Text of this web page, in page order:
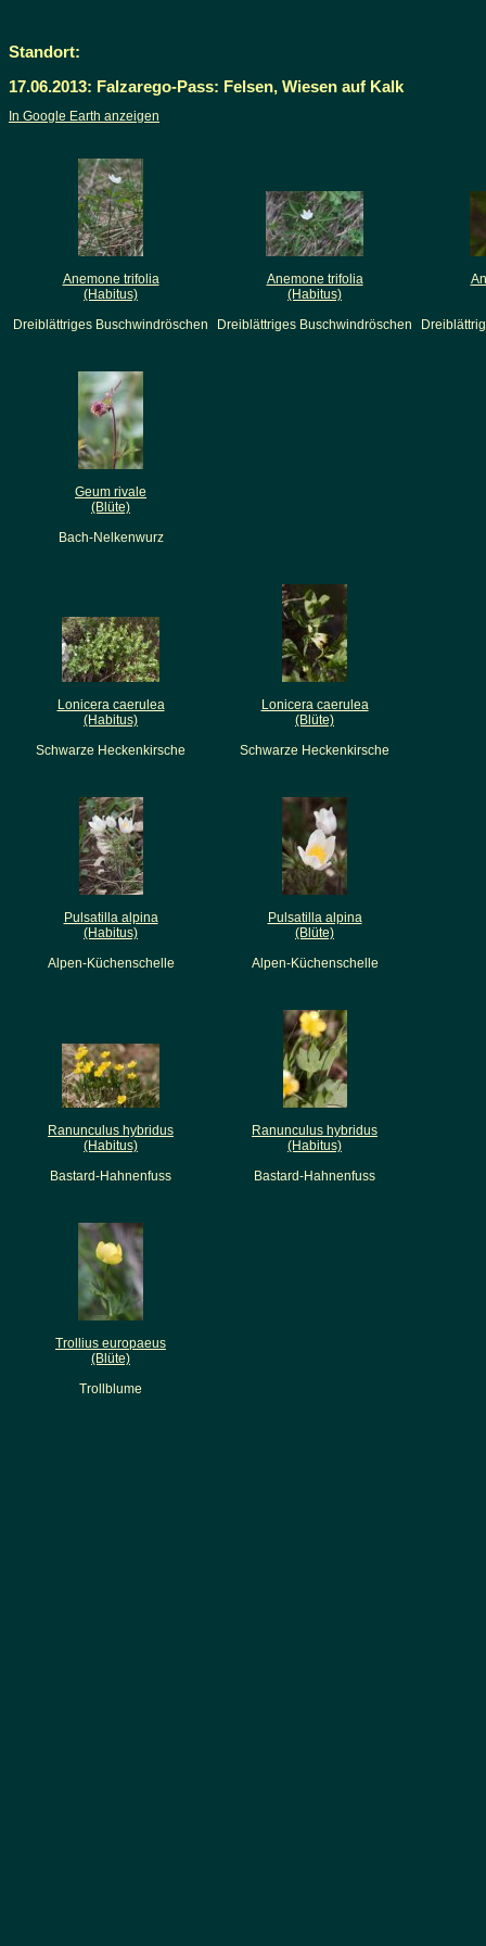
Standort:
17.06.2013: Falzarego-Pass: Felsen, Wiesen auf Kalk
In Google Earth anzeigen
Anemone trifolia
(Habitus)
Dreiblättriges Buschwindröschen
Anemone trifolia
(Habitus)
Dreiblättriges Buschwindröschen
Geum rivale
(Blüte)
Bach-Nelkenwurz
Lonicera caerulea
(Habitus)
Schwarze Heckenkirsche
Lonicera caerulea
(Blüte)
Schwarze Heckenkirsche
Pulsatilla alpina
(Habitus)
Alpen-Küchenschelle
Pulsatilla alpina
(Blüte)
Alpen-Küchenschelle
Ranunculus hybridus
(Habitus)
Bastard-Hahnenfuss
Ranunculus hybridus
(Habitus)
Bastard-Hahnenfuss
Trollius europaeus
(Blüte)
Trollblume